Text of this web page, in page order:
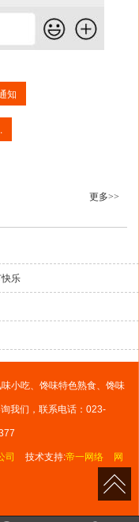
知
更多>>
乐
小吃、馋味特色熟食、馋味
我们，联系电话：023-
司 技术支持:帝一网络 网